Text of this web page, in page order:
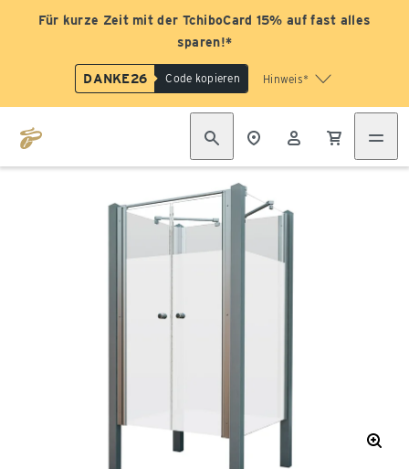
Für kurze Zeit mit der TchiboCard 15% auf fast alles
sparen!*
DANKE26 Code kopieren Hinweis*